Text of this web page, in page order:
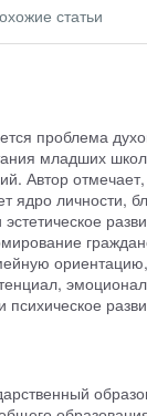
статьи
проблема
младших
Автор отмечает,
ядро личности,
ориентацию,